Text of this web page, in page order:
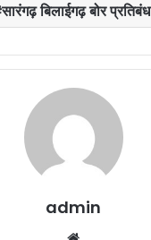
सारंगढ़ बिलाईगढ़ बोर प्रतिबंध
admin